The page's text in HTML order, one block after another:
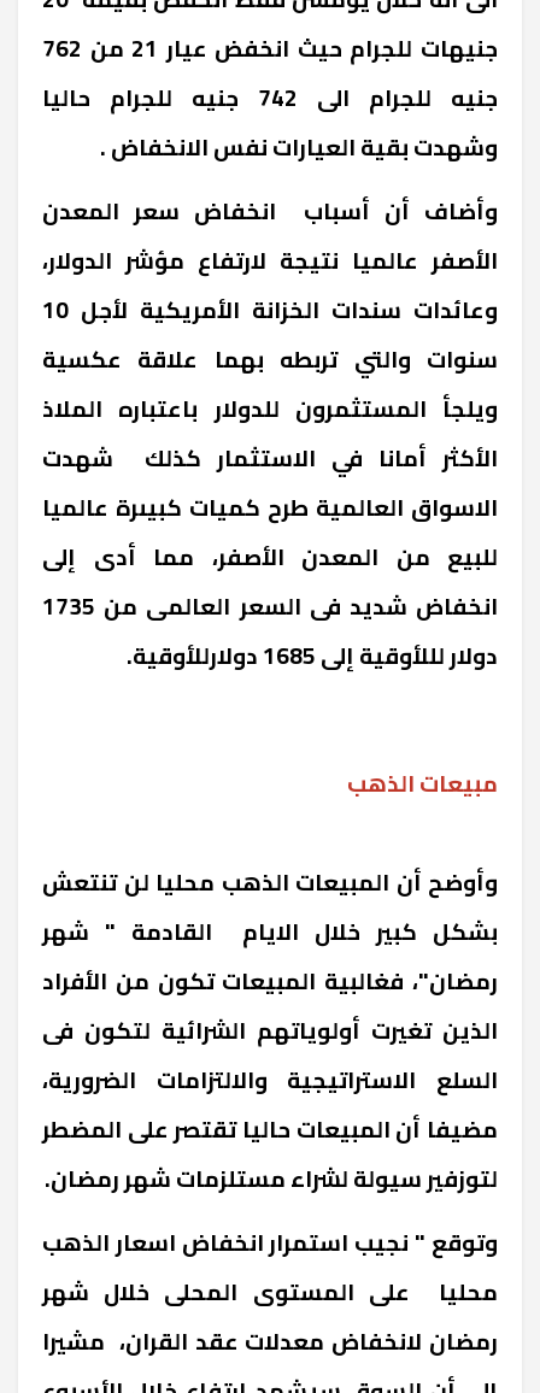
جنيهات للجرام حيث انخفض عيار 21 من 762
جنيه للجرام الى 742 جنيه للجرام حاليا
وشهدت بقية العيارات نفس الانخفاض .
وأضاف أن أسباب انخفاض سعر المعدن
الأصفر عالميا نتيجة لارتفاع مؤشر الدولار،
وعائدات سندات الخزانة الأمريكية لأجل 10
سنوات والتي تربطه بهما علاقة عكسية
ويلجأ المستثمرون للدولار باعتباره الملاذ
الأكثر أمانا في الاستثماركذلك شهدت
الاسواق العالمية طرح كميات كبيىرة عالميا
للبيع من المعدن الأصفر، مما أدى إلى
انخفاض شديد فى السعر العالمى من 1735
دولار لللأوقية إلى 1685 دولارللأوقية.
مبيعات الذهب
وأوضحأن المبيعات الذهب محليا لن تنتعش
بشكل كبير خلال الايام القادمة " شهر
رمضان"، فغالبية المبيعات تكون من الأفراد
الذين تغيرت أولوياتهم الشرائية لتكون فى
السلع الاستراتيجية والالتزامات الضرورية،
مضيفا أن المبيعات حاليا تقتصر على المضطر
لتوزفير سيولة لشراء مستلزمات شهر رمضان.
وتوقع " نجيب استمرار انخفاض اسعار الذهب
محليا على المستوى المحلى خلال شهر
رمضان لانخفاض معدلات عقد القران، مشيرا